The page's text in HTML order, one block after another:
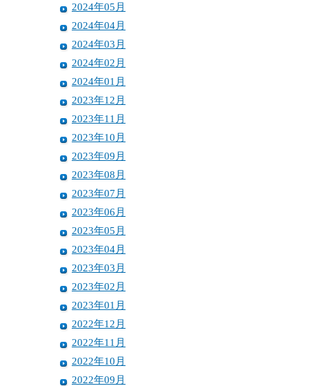
2024年05月
2024年04月
2024年03月
2024年02月
2024年01月
2023年12月
2023年11月
2023年10月
2023年09月
2023年08月
2023年07月
2023年06月
2023年05月
2023年04月
2023年03月
2023年02月
2023年01月
2022年12月
2022年11月
2022年10月
2022年09月